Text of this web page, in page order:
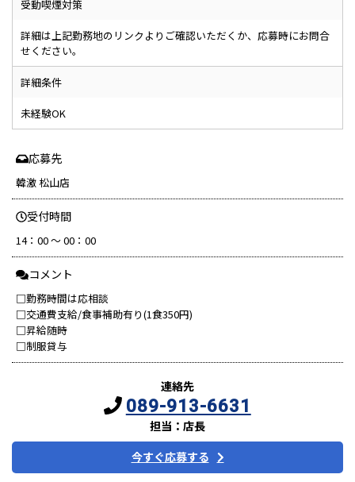
受動喫煙対策
詳細は上記勤務地のリンクよりご確認いただくか、応募時にお問合
せください。
詳細条件
未経験OK
応募先
韓激 松山店
受付時間
14：00 ～ 00：00
コメント
□勤務時間は応相談
□交通費支給/食事補助有り(1食350円)
□昇給随時
□制服貸与
連絡先
089-913-6631
担当：店長
今すぐ応募する